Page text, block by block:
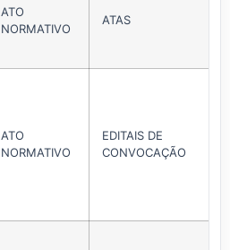
ATO
NORMATIVO
ATAS
ATO
NORMATIVO
EDITAIS DE
CONVOCAÇÃO